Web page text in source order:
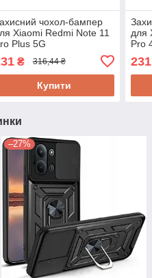
чохол-бампер
Xiaomi Redmi Note 11
Plus 5G
₴ 316,44 ₴
Купити
для
Pro
231
–27%